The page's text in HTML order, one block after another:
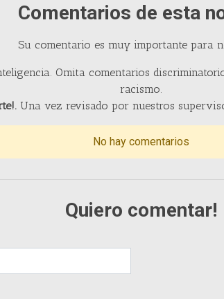
Comentarios de esta
Su comentario es muy importante para
Omita comentarios
racismo.
Una vez revisado por nuestros
No hay comentarios
Quiero comentar!